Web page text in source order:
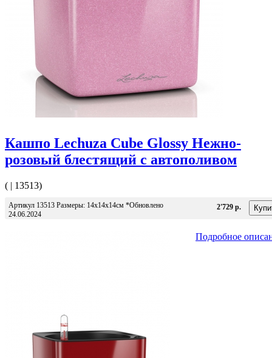
Кашпо Lechuza Cube Glossy Нежно-
розовый блестящий с автополивом
( | 13513)
Артикул 13513 Размеры: 14x14x14см *Обновлено
24.06.2024
2'729 р.
Подробное